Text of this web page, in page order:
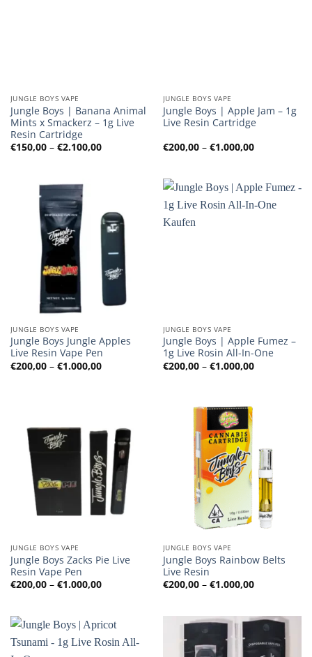
JUNGLE BOYS VAPE
Jungle Boys | Banana Animal
Mints x Smackerz – 1g Live
Resin Cartridge
€150,00 – €2.100,00Preisspanne:
€150,00
JUNGLE BOYS VAPE
Jungle Boys | Apple Jam – 1g
Live Resin Cartridge
€200,00 – €1.000,00
€200,00
JUNGLE BOYS VAPE
Jungle Boys Jungle Apples
Live Resin Vape Pen
€200,00 – €1.000,00Preisspanne:
€200,00
JUNGLE BOYS VAPE
Jungle Boys | Apple Fumez –
1g Live Rosin All-In-One
€200,00 – €1.000,00
€200,00
JUNGLE BOYS VAPE
Jungle Boys Zacks Pie Live
Resin Vape Pen
€200,00 – €1.000,00Preisspanne:
JUNGLE BOYS VAPE
Jungle Boys Rainbow Belts
Live Resin
€200,00 – €1.000,00